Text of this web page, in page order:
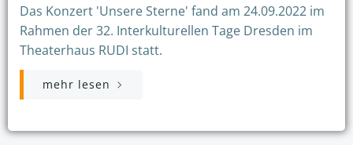
Das Konzert 'Unsere Sterne' fand am 24.09.2022 im
Rahmen der 32. Interkulturellen Tage Dresden im
Theaterhaus RUDI statt.
mehr lesen